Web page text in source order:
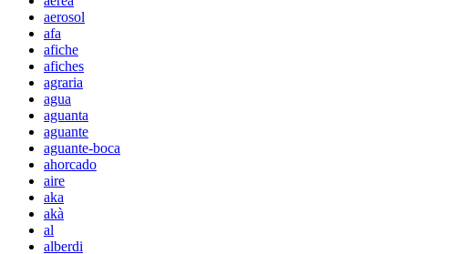
aerosol
afa
afiche
afiches
agraria
agua
aguanta
aguante
aguante-boca
ahorcado
aire
aka
akà
al
alberdi